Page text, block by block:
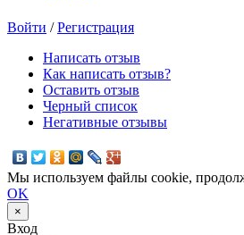
Войти /Регистрация
Написать отзыв
Как написать отзыв?
Оставить отзыв
Черный список
Негативные отзывы
Мы используем файлы cookie,
OK
×
Вход